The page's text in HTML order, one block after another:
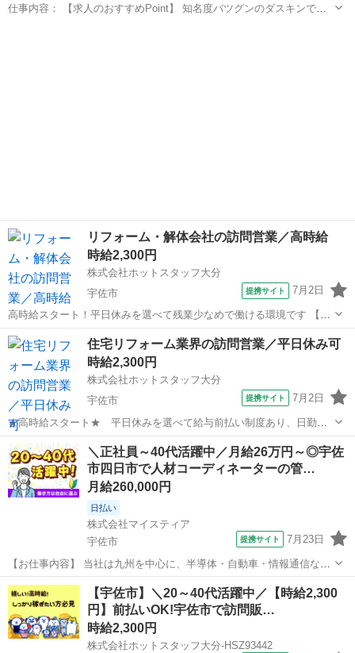
仕事内容： 【求人のおすすめPoint】 知名度バツグンのダスキンでお
リフォーム・解体会社の訪問営業／高時給
時給2,300円
株式会社ホットスタッフ大分
宇佐市
提携サイト 7月2日
高時給スタート！平日休みを選べて残業少なめで働ける環境です 【仕
事内容】 —————☆お仕事内容☆————— 各地域を周ってリフォ
ームや解体などの 訪問販売・訪問営業をしていきます(*'▽') 基礎の知
識を覚えるまでは先...
大分 営業
住宅リフォーム業界の訪問営業／平日休み可
時給2,300円
株式会社ホットスタッフ大分
宇佐市
提携サイト 7月2日
★高時給スタート★ 平日休みを選べて給与前払い制度あり、日勤で
生活リズムを整えやすい職場です♪ 【仕事内容】 —————☆お仕事
内容☆————— 各地域を周ってリフォームや解体などの 訪問販売・
訪問営業をしていきます(*...
大分 宇佐市 営業
＼正社員～40代活躍中／月給26万円～◎宇佐
市四日市で人材コーディネーターの管…
月給260,000円
日払い
株式会社マイスティア
宇佐市
提携サイト 7月23日
【お仕事内容】 当社は九州を中心に、半導体・自動車・情報通信など
幅広い分野で 30年以上にわたり人材サービスを展開してきました。 そ
の中でも当事業部は、市場動向に左右されない新しい人材ビジネスモ
デルを構築している事業部です。...
大分 宇佐市 営業
【宇佐市】＼20～40代活躍中／【時給2,300
円】前払いOK!宇佐市で訪問販…
時給2,300円
株式会社ホットスタッフ大分-HSZ93442